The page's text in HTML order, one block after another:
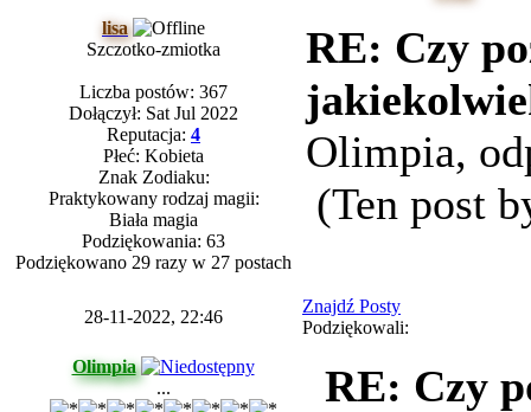
lisa
Szczotko-zmiotka
Liczba postów: 367
Dołączył: Sat Jul 2022
Reputacja: 4
Płeć: Kobieta
Znak Zodiaku:
Praktykowany rodzaj magii:
Biała magia
Podziękowania: 63
Podziękowano 29 razy w 27 postach
RE: Czy
Olimpia,
(Ten post
28-11-2022, 22:46
Znajdź Posty
Podziękowali:
Olimpia
...
RE: Czy